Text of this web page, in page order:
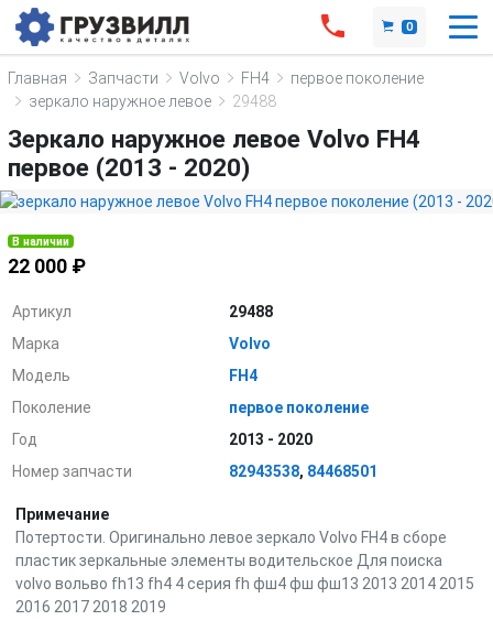
0
Главная Запчасти Volvo FH4
первое поколение
зеркало наружное левое
29488
Зеркало наружное левое Volvo FH4
первое (2013 - 2020)
В наличии
22 000 ₽
Артикул
29488
Марка
Volvo
Модель
FH4
Поколение
первое поколение
Год
2013 - 2020
Номер запчасти
82943538, 84468501
Примечание
Потертости. Оригинально левое зеркало Volvo FH4 в сборе
пластик зеркальные элементы водительское Для поиска
volvo вольво fh13 fh4 4 серия fh фш4 фш фш13 2013 2014 2015
2016 2017 2018 2019